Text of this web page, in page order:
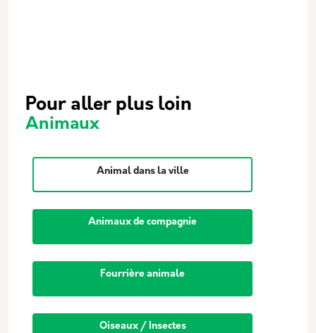
Pour aller plus loin
Animaux
Animal dans la ville
Animaux de compagnie
Fourrière animale
Oiseaux / Insectes